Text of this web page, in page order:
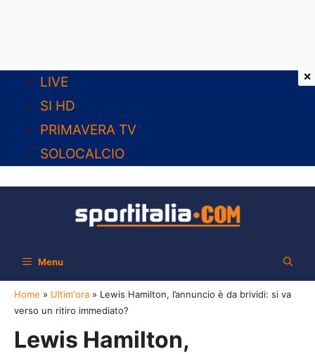
contenuto
LIVE
SI HD
PRIMAVERA TV
SOLOCALCIO
Menu
Home » Ultim'ora » Lewis Hamilton, l’annuncio è da brividi: si va
verso un ritiro immediato?
Lewis Hamilton,
×